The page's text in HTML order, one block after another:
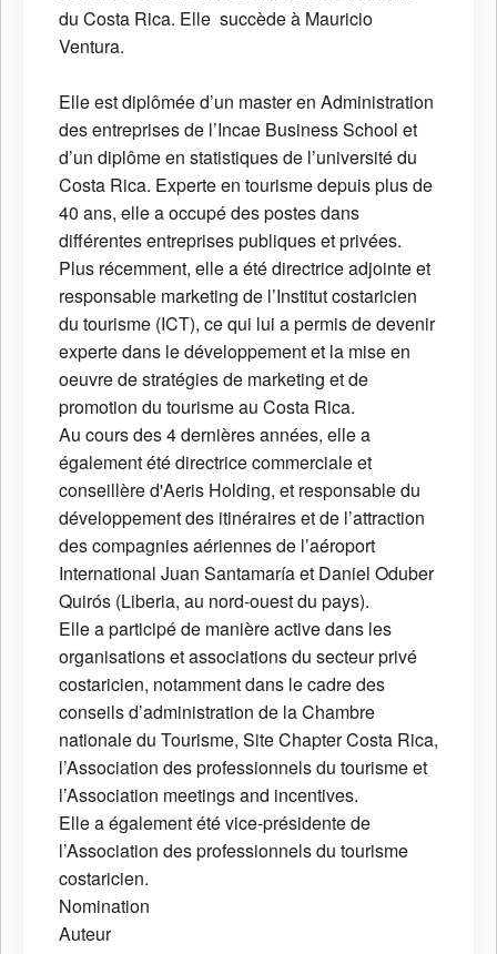
du Costa Rica. Elle succède à Mauricio
Ventura.
Elle est diplômée d’un master en Administration
des entreprises de l’Incae Business School et
d’un diplôme en statistiques de l’université du
Costa Rica. Experte en tourisme depuis plus de
40 ans, elle a occupé des postes dans
différentes entreprises publiques et privées.
Plus récemment, elle a été directrice adjointe et
responsable marketing de l’Institut costaricien
du tourisme (ICT), ce qui lui a permis de devenir
experte dans le développement et la mise en
oeuvre de stratégies de marketing et de
promotion du tourisme au Costa Rica.
Au cours des 4 dernières années, elle a
également été directrice commerciale et
conseillère d'Aeris Holding, et responsable du
développement des itinéraires et de l’attraction
des compagnies aériennes de l’aéroport
International Juan Santamaría et Daniel Oduber
Quirós (Liberia, au nord-ouest du pays).
Elle a participé de manière active dans les
organisations et associations du secteur privé
costaricien, notamment dans le cadre des
conseils d’administration de la Chambre
nationale du Tourisme, Site Chapter Costa Rica,
l’Association des professionnels du tourisme et
l’Association meetings and incentives.
Elle a également été vice-présidente de
l’Association des professionnels du tourisme
costaricien.
Nomination
Auteur